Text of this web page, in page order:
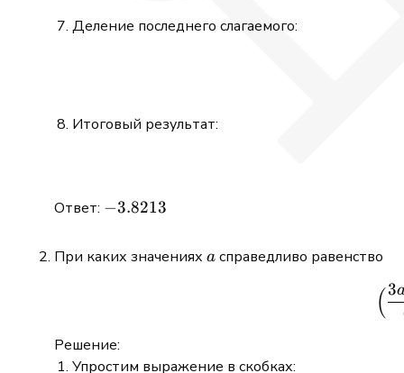
Деление последнего слагаемого:
Итоговый результат:
Ответ: -3.8213
−3.8213
При каких значениях a
a справедливо равенство
(3
Решение:
Упростим выражение в скобках: